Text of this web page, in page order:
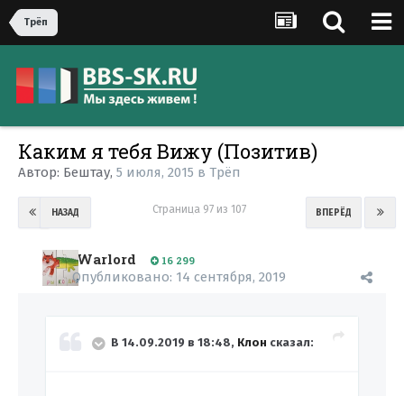
Трёп
Каким я тебя Вижу (Позитив)
Автор: Бештау, 5 июля, 2015 в Трёп
НАЗАД ВПЕРЁД
Страница 97 из 107
Warlord 16 299
Опубликовано: 14 сентября, 2019
В 14.09.2019 в 18:48, Клон сказал: